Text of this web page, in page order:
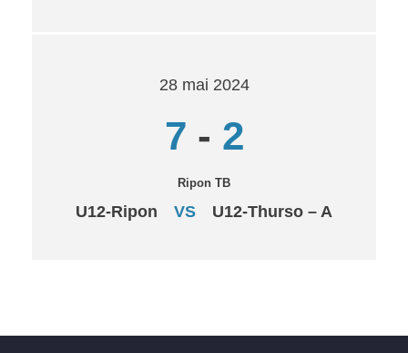
28 mai 2024
7 - 2
Ripon TB
U12-Ripon VS U12-Thurso – A